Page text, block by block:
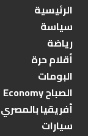
الرئيسية
سياسة
رياضة
أقلام حرة
البومات
الصباح Economy
أفريقيا بالمصري
سيارات